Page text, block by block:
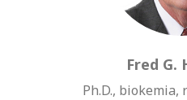
Fred G.
Ph.D.,